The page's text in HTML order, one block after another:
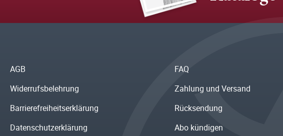
AGB
Widerrufsbelehrung
Barrierefreiheitserklärung
Datenschutzerklärung
FAQ
Zahlung und Versand
Rücksendung
Abo kündigen